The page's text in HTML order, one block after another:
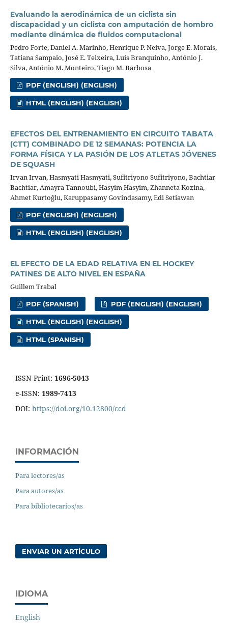
Evaluando la aerodinámica de un ciclista sin
discapacidad y un ciclista con amputación de hombro
mediante dinámica de fluidos computacional
Pedro Forte, Daniel A. Marinho, Henrique P. Neiva, Jorge E. Morais,
Tatiana Sampaio, José E. Teixeira, Luís Branquinho, António J.
Silva, António M. Monteiro, Tiago M. Barbosa
PDF (ENGLISH) (ENGLISH)
HTML (ENGLISH) (ENGLISH)
EFECTOS DEL ENTRENAMIENTO EN CIRCUITO TABATA
(CTT) COMBINADO DE 12 SEMANAS: POTENCIA LA
FORMA FÍSICA Y LA PASIÓN DE LOS ATLETAS JÓVENES
DE SQUASH
Irvan Irvan, Hasmyati Hasmyati, Sufitriyono Sufitriyono, Bachtiar
Bachtiar, Amayra Tannoubi, Hasyim Hasyim, Zhanneta Kozina,
Ahmet Kurtoğlu, Karuppasamy Govindasamy, Edi Setiawan
PDF (ENGLISH) (ENGLISH)
HTML (ENGLISH) (ENGLISH)
EL EFECTO DE LA EDAD RELATIVA EN EL HOCKEY
PATINES DE ALTO NIVEL EN ESPAÑA
Guillem Trabal
PDF (SPANISH) PDF (ENGLISH) (ENGLISH)
HTML (ENGLISH) (ENGLISH)
HTML (SPANISH)
ISSN Print: 1696-5043
e-ISSN: 1989-7413
DOI: https://doi.org/10.12800/ccd
INFORMACIÓN
Para lectores/as
Para autores/as
Para bibliotecarios/as
ENVIAR UN ARTÍCULO
IDIOMA
English